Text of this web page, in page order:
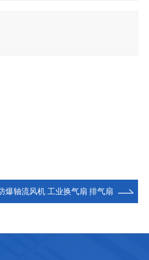
爆轴流风机 工业换气扇 排气扇